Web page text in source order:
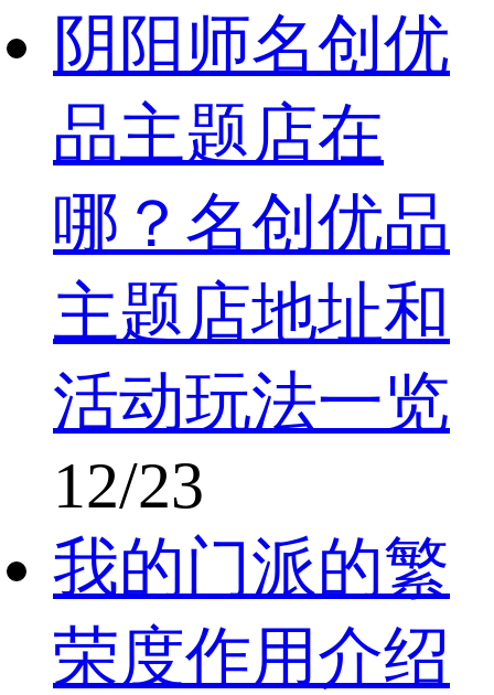
阴阳师名创优
品主题店在
哪？名创优品
主题店地址和
活动玩法一览
12/23
我的门派的繁
荣度作用介绍